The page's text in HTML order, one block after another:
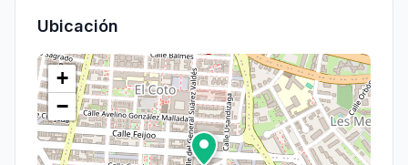
Ubicación
+
−